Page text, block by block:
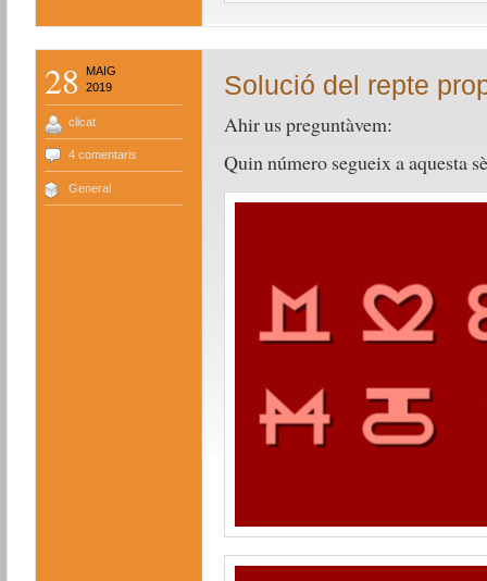
28
MAIG
2019
clicat
4 comentaris
General
Solució del repte
Ahir us preguntàvem:
Quin número segueix a aquesta